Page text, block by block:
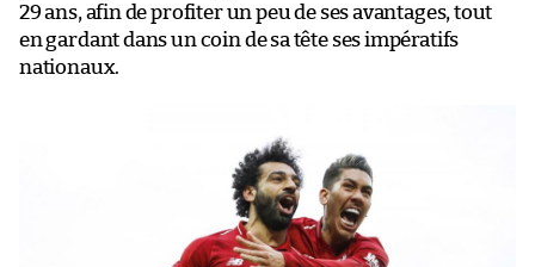
29 ans, afin de profiter un peu de ses avantages, tout
en gardant dans un coin de sa tête ses impératifs
nationaux.